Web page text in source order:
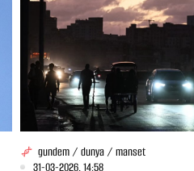
gundem / dunya / manset
31-03-2026, 14:58